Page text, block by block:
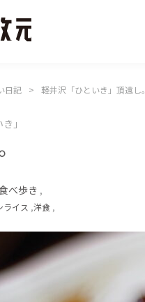
日記 軽井沢「ひといき」頂遠し。
」
べ歩き ,
ライス ,洋食 ,